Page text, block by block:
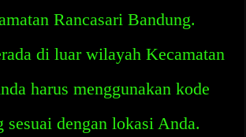
Rancasari Bandung.
di luar wilayah Kecamatan
harus menggunakan kode
sesuai dengan lokasi Anda.